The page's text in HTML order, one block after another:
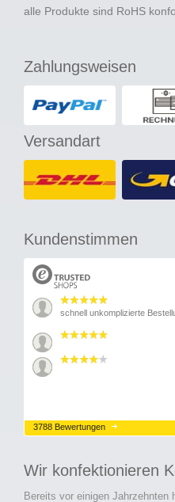
alle Produkte sind RoHS
Zahlungsweisen
Versandart
Kundenstimmen
schnell unkomplizierte
3788 Bewertungen
Wir konfektionieren
Bereits vor einigen Jahrzehnten